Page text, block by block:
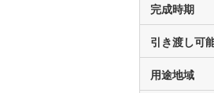
完成時期
引き渡し可
用途地域